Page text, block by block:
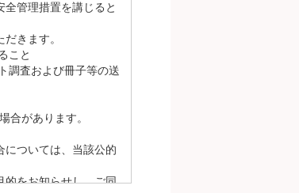
管理措置を講じると
きます。
こと
調査および冊子等の送
合があります。
については、当該公的
的をお知らせし、ご同